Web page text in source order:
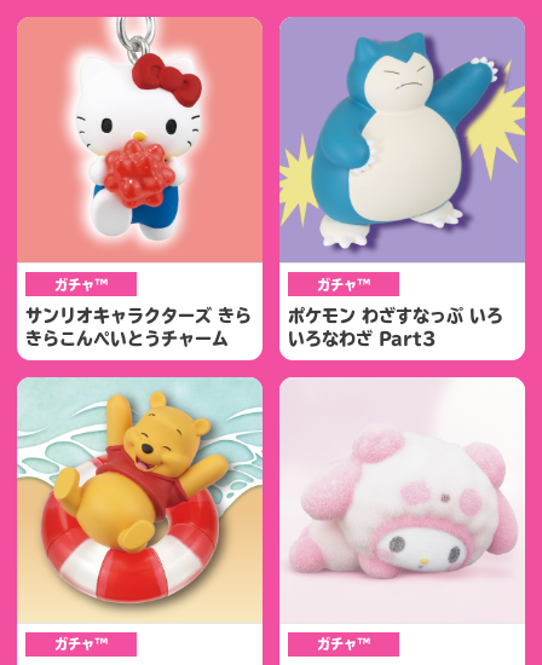
ガチャ™
サンリオキャラクターズ きら
きらこんぺいとうチャーム
ガチャ™
ポケモン わざすなっぷ いろ
いろなわざ Part3
ガチャ™ ガチャ™